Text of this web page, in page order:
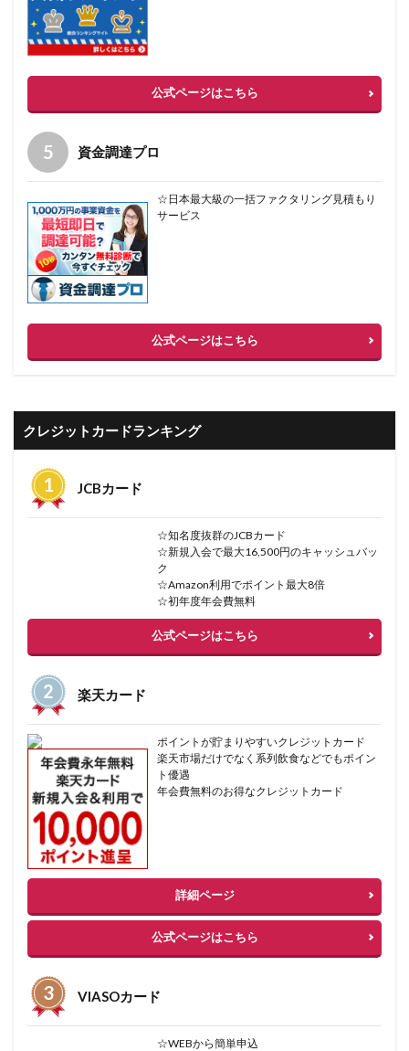
公式ページはこちら
資金調達プロ
☆日本最大級の一括ファクタリング見積もり
サービス
公式ページはこちら
クレジットカードランキング
JCBカード
☆知名度抜群のJCBカード
☆新規入会で最大16,500円のキャッシュバッ
ク
☆Amazon利用でポイント最大8倍
☆初年度年会費無料
公式ページはこちら
楽天カード
ポイントが貯まりやすいクレジットカード
楽天市場だけでなく系列飲食などでもポイン
ト優遇
年会費無料のお得なクレジットカード
詳細ページ
公式ページはこちら
VIASOカード
☆WEBから簡単申込